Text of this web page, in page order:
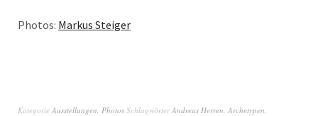
Photos: Markus Steiger
Kategorie Ausstellungen, Photos SchlagwörterAndreas Herren, Archetypen,